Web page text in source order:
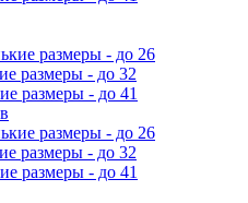
размеры - до 26
размеры - до 32
размеры - до 41
размеры - до 26
размеры - до 32
размеры - до 41